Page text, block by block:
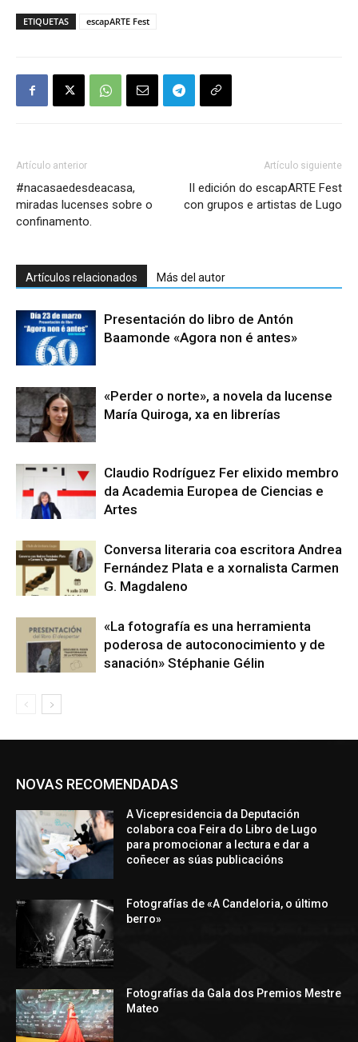
ETIQUETAS escapARTE Fest
Artículo anterior
#nacasaedesdeacasa,
miradas lucenses sobre o
confinamento.
Artículo siguiente
II edición do escapARTE Fest
con grupos e artistas de Lugo
Artículos relacionados Más del autor
Presentación do libro de Antón
Baamonde «Agora non é antes»
«Perder o norte», a novela da lucense
María Quiroga, xa en librerías
Claudio Rodríguez Fer elixido membro
da Academia Europea de Ciencias e
Artes
Conversa literaria coa escritora Andrea
Fernández Plata e a xornalista Carmen
G. Magdaleno
«La fotografía es una herramienta
poderosa de autoconocimiento y de
sanación» Stéphanie Gélin
NOVAS RECOMENDADAS
A Vicepresidencia da Deputación
colabora coa Feira do Libro de Lugo
para promocionar a lectura e dar a
coñecer as súas publicacións
Fotografías de «A Candeloria, o último
berro»
Fotografías da Gala dos Premios Mestre
Mateo